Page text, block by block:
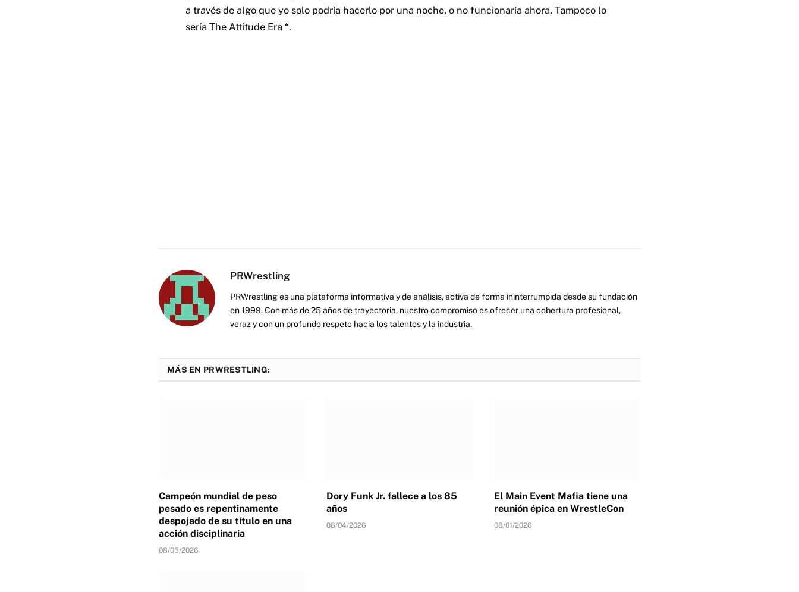
a través de algo que yo solo podría hacerlo por una noche, o no funcionaría ahora. Tampoco lo
sería The Attitude Era “.
PRWrestling
PRWrestling es una plataforma informativa y de análisis, activa de forma ininterrumpida desde su fundación
en 1999. Con más de 25 años de trayectoria, nuestro compromiso es ofrecer una cobertura profesional,
veraz y con un profundo respeto hacia los talentos y la industria.
MÁS EN PRWRESTLING:
Campeón mundial de peso
pesado es repentinamente
despojado de su título en una
acción disciplinaria
08/05/2026
Dory Funk Jr. fallece a los 85
años
08/04/2026
El Main Event Mafia tiene una
reunión épica en WrestleCon
08/01/2026